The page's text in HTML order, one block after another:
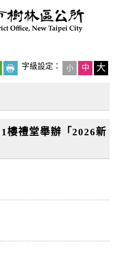
字級設定： 小 中 大
樓禮堂舉辦「2026新